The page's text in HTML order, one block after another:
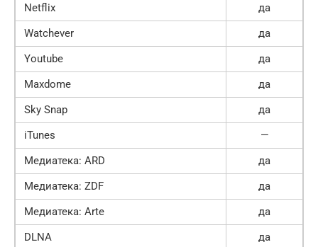
Netflix
да
Watchever
да
Youtube
да
Maxdome
да
Sky Snap
да
iTunes
—
Медиатека: ARD
да
Медиатека: ZDF
да
Медиатека: Arte
да
DLNA
да